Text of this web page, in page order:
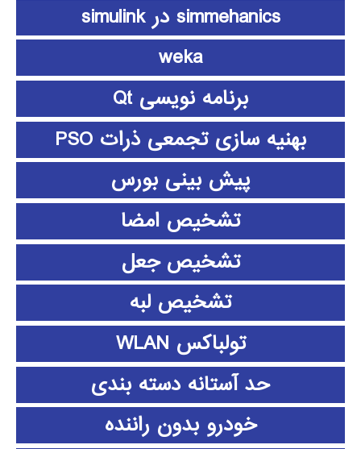
simmehanics در simulink
weka
برنامه نویسی Qt
بهنیه سازی تجمعی ذرات PSO
پیش بینی بورس
تشخیص امضا
تشخیص جعل
تشخیص لبه
تولباکس WLAN
حد آستانه دسته بندی
خودرو بدون راننده